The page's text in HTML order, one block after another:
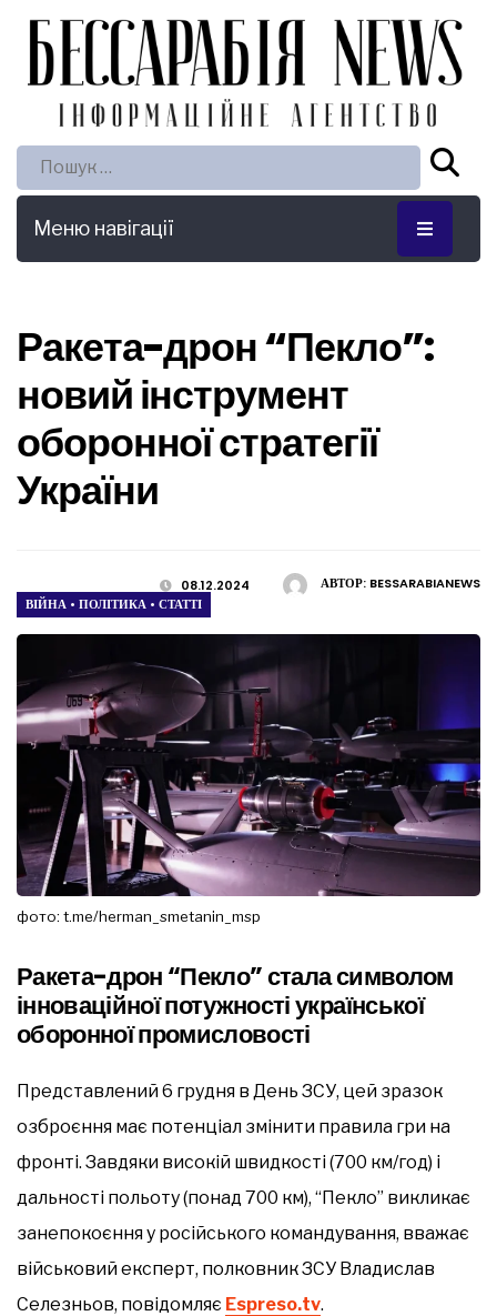
Пошук:
Меню навігації
Ракета-дрон “Пекло”:
новий інструмент
оборонної стратегії
України
АВТОР: BESSARABIANEWS
08.12.2024
ВІЙНА • ПОЛІТИКА • СТАТТІ
фото: t.me/herman_smetanin_msp
Ракета-дрон “Пекло” стала символом
інноваційної потужності української
оборонної промисловості
Представлений 6 грудня в День ЗСУ, цей зразок
озброєння має потенціал змінити правила гри на
фронті. Завдяки високій швидкості (700 км/год) і
дальності польоту (понад 700 км), “Пекло” викликає
занепокоєння у російського командування, вважає
військовий експерт, полковник ЗСУ Владислав
Селезньов, повідомляє Еspreso.tv.